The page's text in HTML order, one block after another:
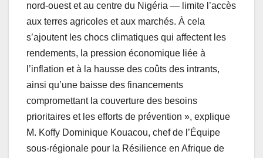
nord‑ouest et au centre du Nigéria — limite l’accès
aux terres agricoles et aux marchés. À cela
s’ajoutent les chocs climatiques qui affectent les
rendements, la pression économique liée à
l’inflation et à la hausse des coûts des intrants,
ainsi qu’une baisse des financements
compromettant la couverture des besoins
prioritaires et les efforts de prévention », explique
M. Koffy Dominique Kouacou, chef de l’Équipe
sous-régionale pour la Résilience en Afrique de